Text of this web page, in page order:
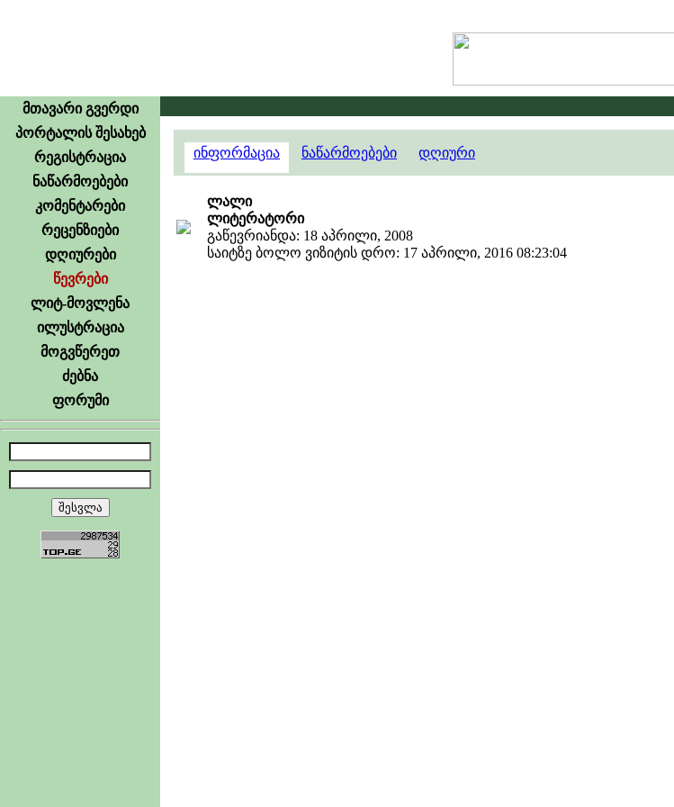
მთავარი გვერდი
პორტალის შესახებ
რეგისტრაცია
ნაწარმოებები
კომენტარები
რეცენზიები
დღიურები
წევრები
ლიტ-მოვლენა
ილუსტრაცია
მოგვწერეთ
ძებნა
ფორუმი
ინფორმაცია ნაწარმოებები დღიური
ლალი
ლიტერატორი
გაწევრიანდა: 18 აპრილი, 2008
საიტზე ბოლო ვიზიტის დრო: 17 აპრილი, 2016 08:23:04